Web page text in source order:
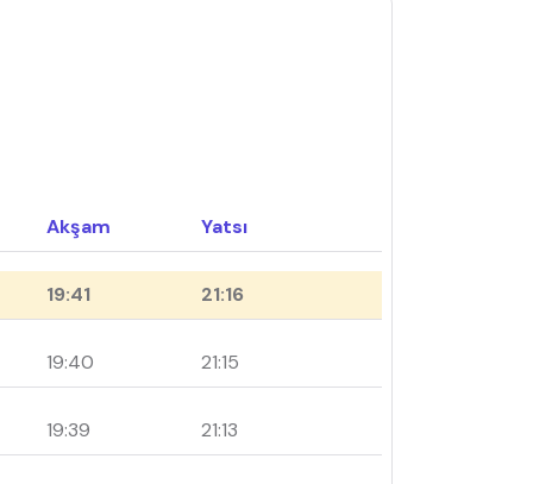
Akşam Yatsı
19:41 21:16
19:40 21:15
19:39 21:13